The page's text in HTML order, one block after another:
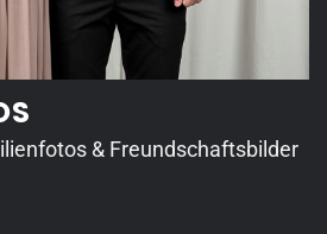
& Freundschaftsbilder